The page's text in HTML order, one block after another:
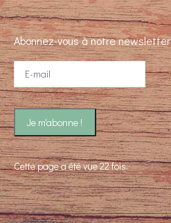
Abonnez-vous à notre newsletter
Cette page a été vue 22 fois.